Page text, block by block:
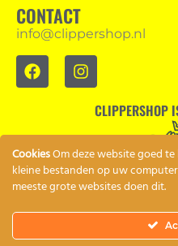
CONTACT
info@clippershop.nl
CLIPPERSHOP
CookiesOm deze website goed
kleine bestanden op uw
meeste grote websites doen dit.